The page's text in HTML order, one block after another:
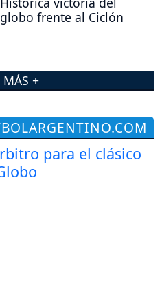
globo frente al Ciclón
MÁS +